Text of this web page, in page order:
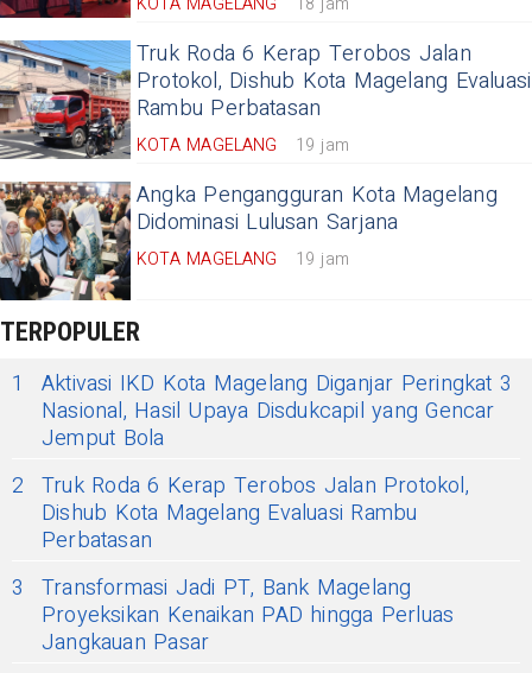
Truk Roda 6 Kerap Terobos Jalan
Protokol, Dishub Kota Magelang Evaluasi
Rambu Perbatasan
KOTA MAGELANG 19 jam
Angka Pengangguran Kota Magelang
Didominasi Lulusan Sarjana
KOTA MAGELANG 19 jam
TERPOPULER
1
Aktivasi IKD Kota Magelang Diganjar Peringkat 3
Nasional, Hasil Upaya Disdukcapil yang Gencar
Jemput Bola
2 Truk Roda 6 Kerap Terobos Jalan Protokol,
Dishub Kota Magelang Evaluasi Rambu
Perbatasan
3
Transformasi Jadi PT, Bank Magelang
Proyeksikan Kenaikan PAD hingga Perluas
Jangkauan Pasar